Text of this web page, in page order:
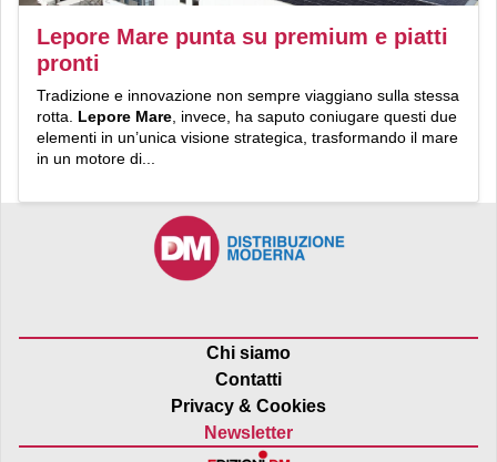
Lepore Mare punta su premium e piatti
pronti
Tradizione e innovazione non sempre viaggiano sulla stessa
rotta. Lepore Mare , invece, ha saputo coniugare questi due
elementi in un’unica visione strategica, trasformando il mare
in un motore di...
Chi siamo
Contatti
Privacy & Cookies
Newsletter